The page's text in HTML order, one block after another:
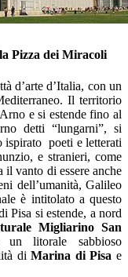
Pizza dei Miracoli
d’arte d’Italia, con un
Il territorio
e si estende fino al
detti “lungarni”, si
ispirato poeti e letterati
e stranieri, come
vanto di essere anche
dell’umanità, Galileo
è intitolato a questo
Pisa si estende, a nord
Migliarino San
litorale sabbioso
diMarina di Pisa e